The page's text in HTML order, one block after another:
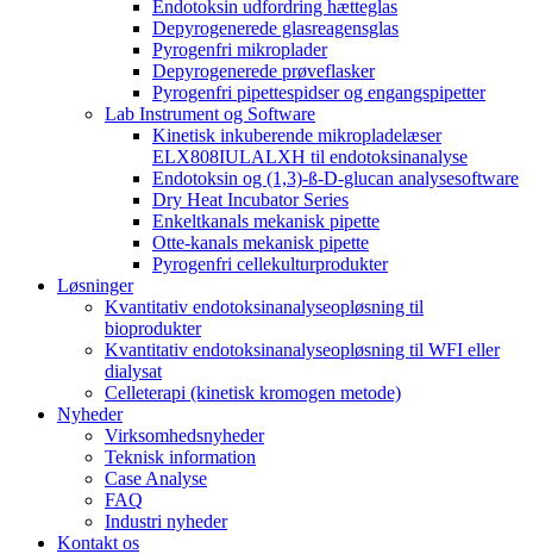
Endotoksin udfordring hætteglas
Depyrogenerede glasreagensglas
Pyrogenfri mikroplader
Depyrogenerede prøveflasker
Pyrogenfri pipettespidser og engangspipetter
Lab Instrument og Software
Kinetisk inkuberende mikropladelæser
ELX808IULALXH til endotoksinanalyse
Endotoksin og (1,3)-ß-D-glucan analysesoftware
Dry Heat Incubator Series
Enkeltkanals mekanisk pipette
Otte-kanals mekanisk pipette
Pyrogenfri cellekulturprodukter
Løsninger
Kvantitativ endotoksinanalyseopløsning til
bioprodukter
Kvantitativ endotoksinanalyseopløsning til WFI eller
dialysat
Celleterapi (kinetisk kromogen metode)
Nyheder
Virksomhedsnyheder
Teknisk information
Case Analyse
FAQ
Industri nyheder
Kontakt os